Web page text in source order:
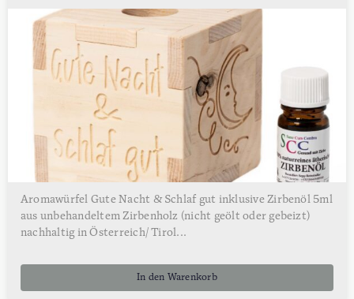
Aromawürfel Gute Nacht & Schlaf gut inklusive Zirbenöl 5ml
aus unbehandeltem Zirbenholz (nicht geölt oder gebeizt)
nachhaltig in Österreich/ Tirol...
In den Warenkorb